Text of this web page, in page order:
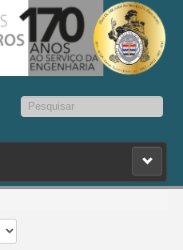
Pesquisar...